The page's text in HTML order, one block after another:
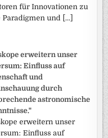
für Innovationen zu
und […]
erweitern unser
Einfluss auf
und
durch
astronomische
erweitern unser
Einfluss auf